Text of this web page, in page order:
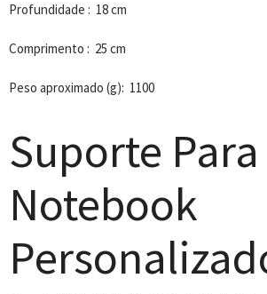
Profundidade : 18 cm
Comprimento : 25 cm
Peso aproximado (g): 1100
Suporte Para
Notebook